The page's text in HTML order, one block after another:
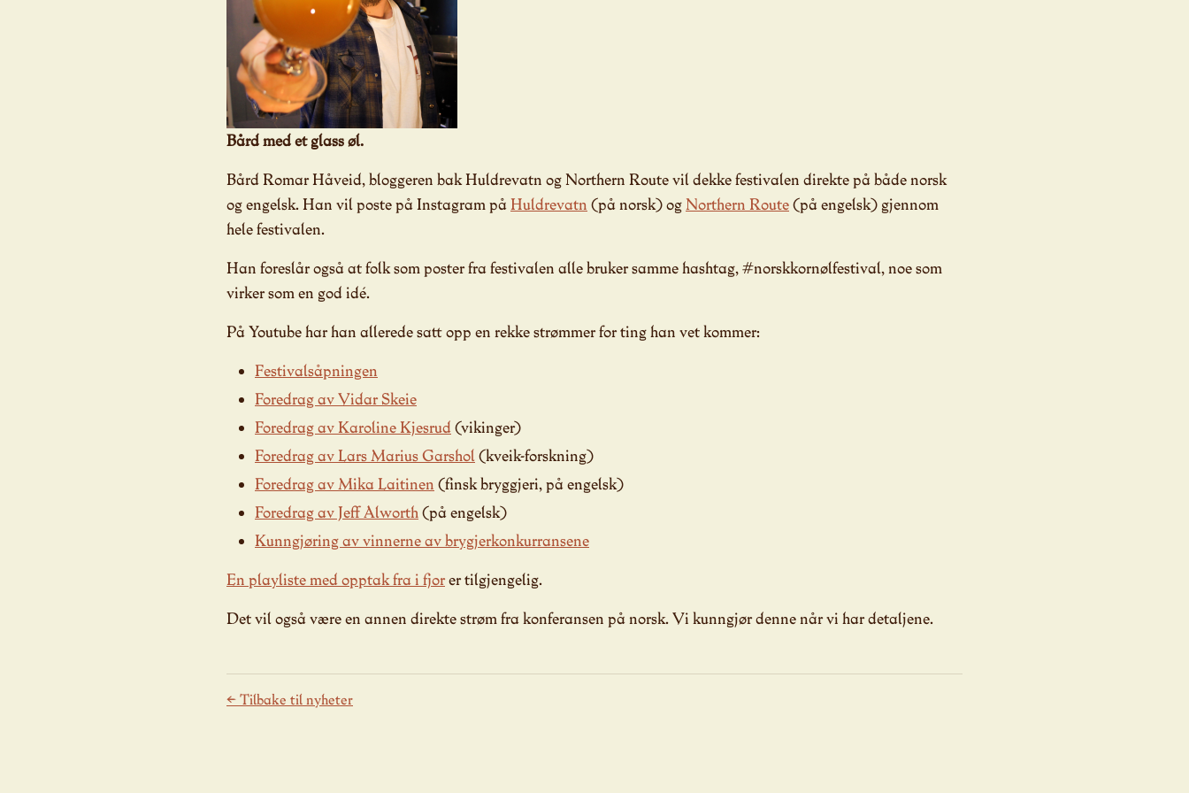
Bård med et glass øl.
Bård Romar Håveid, bloggeren bak Huldrevatn og Northern Route vil dekke festivalen direkte på både norsk
og engelsk. Han vil poste på Instagram påHuldrevatn (på norsk) ogNorthern Route(på engelsk) gjennom
hele festivalen.
Han foreslår også at folk som poster fra festivalen alle bruker samme hashtag, #norskkornølfestival, noe som
virker som en god idé.
På Youtube har han allerede satt opp en rekke strømmer for ting han vet kommer:
Festivalsåpningen
Foredrag av Vidar Skeie
Foredrag av Karoline Kjesrud(vikinger)
Foredrag av Lars Marius Garshol(kveik-forskning)
Foredrag av Mika Laitinen (finsk bryggjeri, på engelsk)
Foredrag av Jeff Alworth (på engelsk)
Kunngjøring av vinnerne av brygjerkonkurransene
En playliste med opptak fra i fjorer tilgjengelig.
Det vil også være en annen direkte strøm fra konferansen på norsk. Vi kunngjør denne når vi har detaljene.
← Tilbake til nyheter